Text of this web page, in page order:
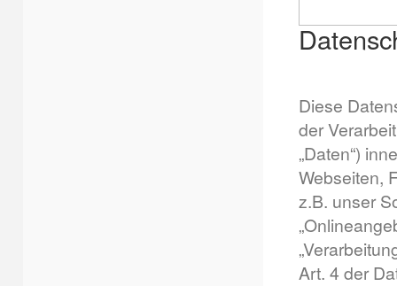
Diese
der
„Daten“)
Webseiten,
z.B. unser
Art. 4 der